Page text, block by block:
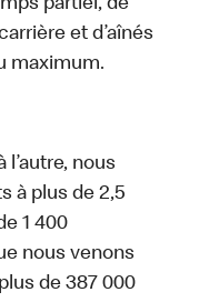
partiel, de
et d’aînés
maximum.
l’autre, nous
à plus de 2,5
1 400
nous venons
de 387 000